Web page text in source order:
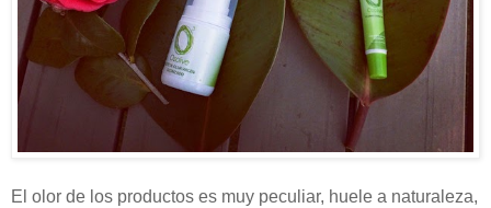
El olor de los productos es muy peculiar, huele a naturaleza,